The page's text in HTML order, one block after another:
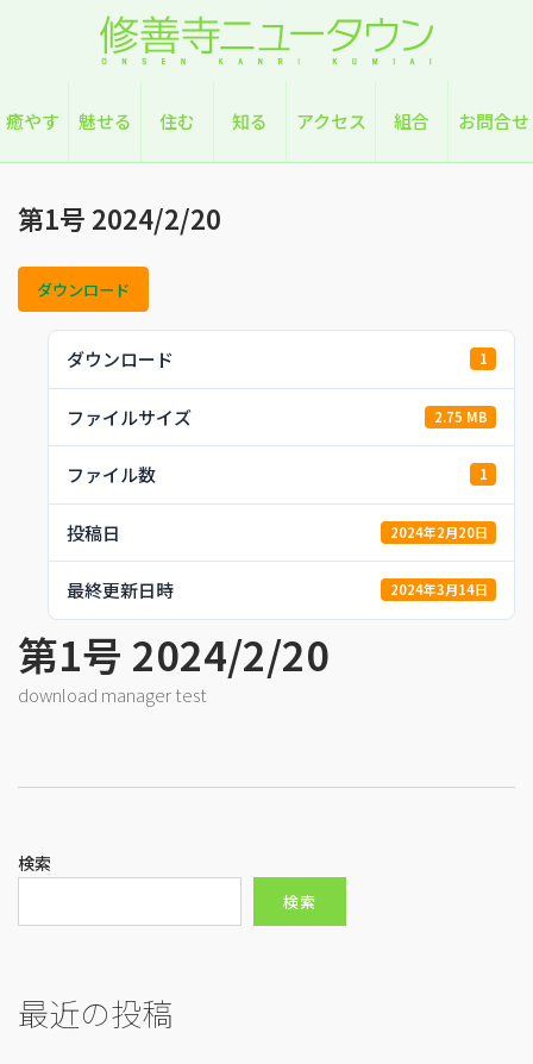
癒やす
魅せる 住む 知る アクセス 組合 お問合せ
第1号 2024/2/20
ダウンロード
ダウンロード 1
ファイルサイズ 2.75 MB
ファイル数 1
投稿日 2024年2月20日
最終更新日時 2024年3月14日
第1号 2024/2/20
download manager test
検索
検索
最近の投稿